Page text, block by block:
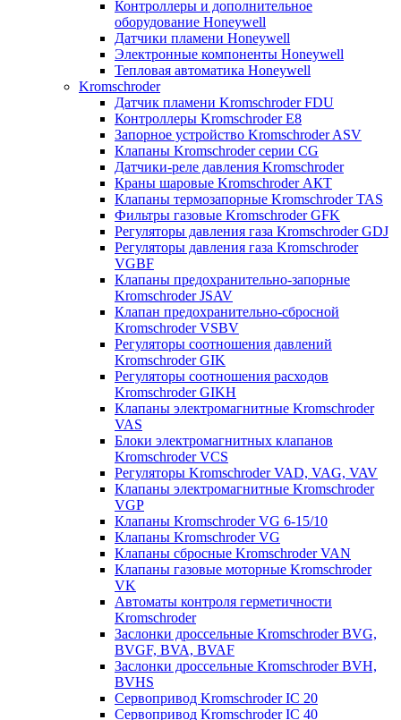
Контроллеры и дополнительное
оборудование Honeywell
Датчики пламени Honeywell
Электронные компоненты Honeywell
Тепловая автоматика Honeywell
Kromschroder
Датчик пламени Kromschroder FDU
Контроллеры Kromschroder E8
Запорное устройство Kromschroder ASV
Клапаны Kromschroder серии CG
Датчики-реле давления Kromschroder
Краны шаровые Kromschroder АКТ
Клапаны термозапорные Kromschroder TAS
Фильтры газовые Kromschroder GFK
Регуляторы давления газа Kromschroder GDJ
Регуляторы давления газа Kromschroder
VGBF
Клапаны предохранительно-запорные
Kromschroder JSAV
Клапан предохранительно-сбросной
Kromschroder VSBV
Регуляторы соотношения давлений
Kromschroder GIK
Регуляторы соотношения расходов
Kromschroder GIKH
Клапаны электромагнитные Kromschroder
VAS
Блоки электромагнитных клапанов
Kromschroder VCS
Регуляторы Kromschroder VAD, VAG, VAV
Клапаны электромагнитные Kromschroder
VGP
Клапаны Kromschroder VG 6-15/10
Клапаны Kromschroder VG
Клапаны сбросные Kromschroder VAN
Клапаны газовые моторные Kromschroder
VK
Автоматы контроля герметичности
Kromschroder
Заслонки дроссельные Kromschroder BVG,
BVGF, BVA, BVAF
Заслонки дроссельные Kromschroder BVH,
BVHS
Сервопривод Kromschroder IC 20
Сервопривод Kromschroder IC 40